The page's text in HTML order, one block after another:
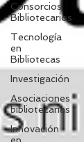
Consorcios
Bibliotecarios
Tecnología
en
Bibliotecas
Investigación
Asociaciones
bibliotecarias
Innovación